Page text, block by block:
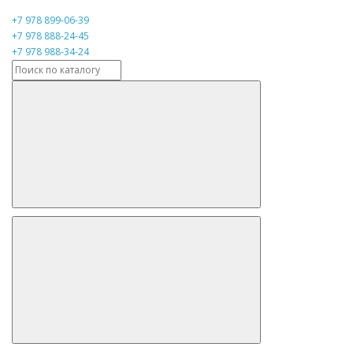
+7 978 899-06-39
+7 978 888-24-45
+7 978 988-34-24